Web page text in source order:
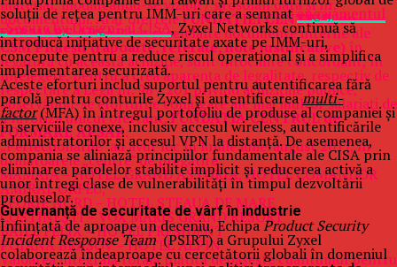
material, modificându-se vizibil / grosolan data şi nr.
documentului. Atât oferteleFUNDAŢIEI CENTRUL de
FORMARE APSAPcât şi celelalte documente interne ale
CSM Ploieşti (rapoarte, referate, note justificative) în
legătură cu această achiziţie, sunt întocmite concordant, în
înţelegere, pentru a crea aparenţa de legalitate, respectiv de
respectare a Legii nr. 98 / 201 privind achiziţiile publice,
observându-se eforturile conjugate ale mai multor salariaţi de
a favoriza unicul ofertant,FUNDAŢIA CENTRUL de
FORMARE APSAP.
„Perfecţionările” au avut loc în lunile iulie-august 2017, în
următoarele „centre” de pregătire:
MAMAIA – HOTEL GRAND ASTORIA, HOTEL COMANDOR
AMIRAL ORFEU,
EFORIE NORD – HOTEL STEAUA DE MARE
COSTINEŞTI – VOX MARIS GRAND RESORT
BĂILE FELIX – HOTEL PRESIDENT
POIANA BRAŞOV – HOTEL ALPIN
Valoarea integrală totală plătită depăşeşte cuantumul pentru
soluții de rețea pentru IMM-uri care a semnatangajamentul
„Secure by Design” al CISA, Zyxel Networks continuă să
introducă inițiative de securitate axate pe IMM-uri,
concepute pentru a reduce riscul operațional și a simplifica
implementarea securizată.
Aceste eforturi includ suportul pentru autentificarea fără
parolă pentru conturile Zyxel și autentificareamulti-
factor(MFA) în întregul portofoliu de produse al companiei și
în serviciile conexe, inclusiv accesul wireless, autentificările
administratorilor și accesul VPN la distanță. De asemenea,
compania se aliniază principiilor fundamentale ale CISA prin
eliminarea parolelor stabilite implicit și reducerea activă a
unor întregi clase de vulnerabilități în timpul dezvoltării
produselor.
Guvernanță de securitate de vârf în industrie
Înființată de aproape un deceniu, EchipaProduct Security
Incident Response Team(PSIRT) a Grupului Zyxel
colaborează îndeaproape cu cercetătorii globali în domeniul